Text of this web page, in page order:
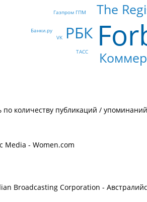
РБК
The
ТАСС
Газпром ГПМ
Банки.ру
VK
по количеству публикаций / упоминаний
Media - Women.com
Broadcasting Corporation -